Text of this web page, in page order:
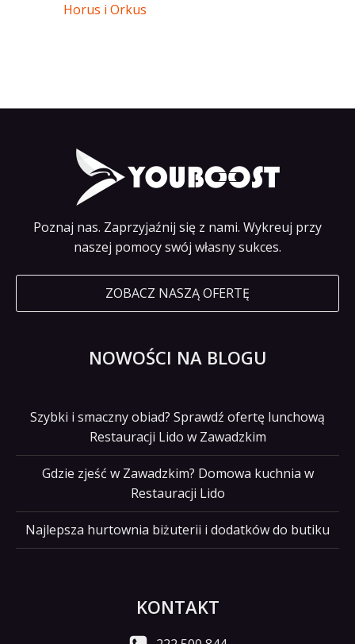
Horus i Orkus
Poznaj nas. Zaprzyjaźnij się z nami. Wykreuj przy
naszej pomocy swój własny sukces.
ZOBACZ NASZĄ OFERTĘ
NOWOŚCI NA BLOGU
Szybki i smaczny obiad? Sprawdź ofertę lunchową
Restauracji Lido w Zawadzkim
Gdzie zjeść w Zawadzkim? Domowa kuchnia w
Restauracji Lido
Najlepsza hurtownia biżuterii i dodatków do butiku
KONTAKT